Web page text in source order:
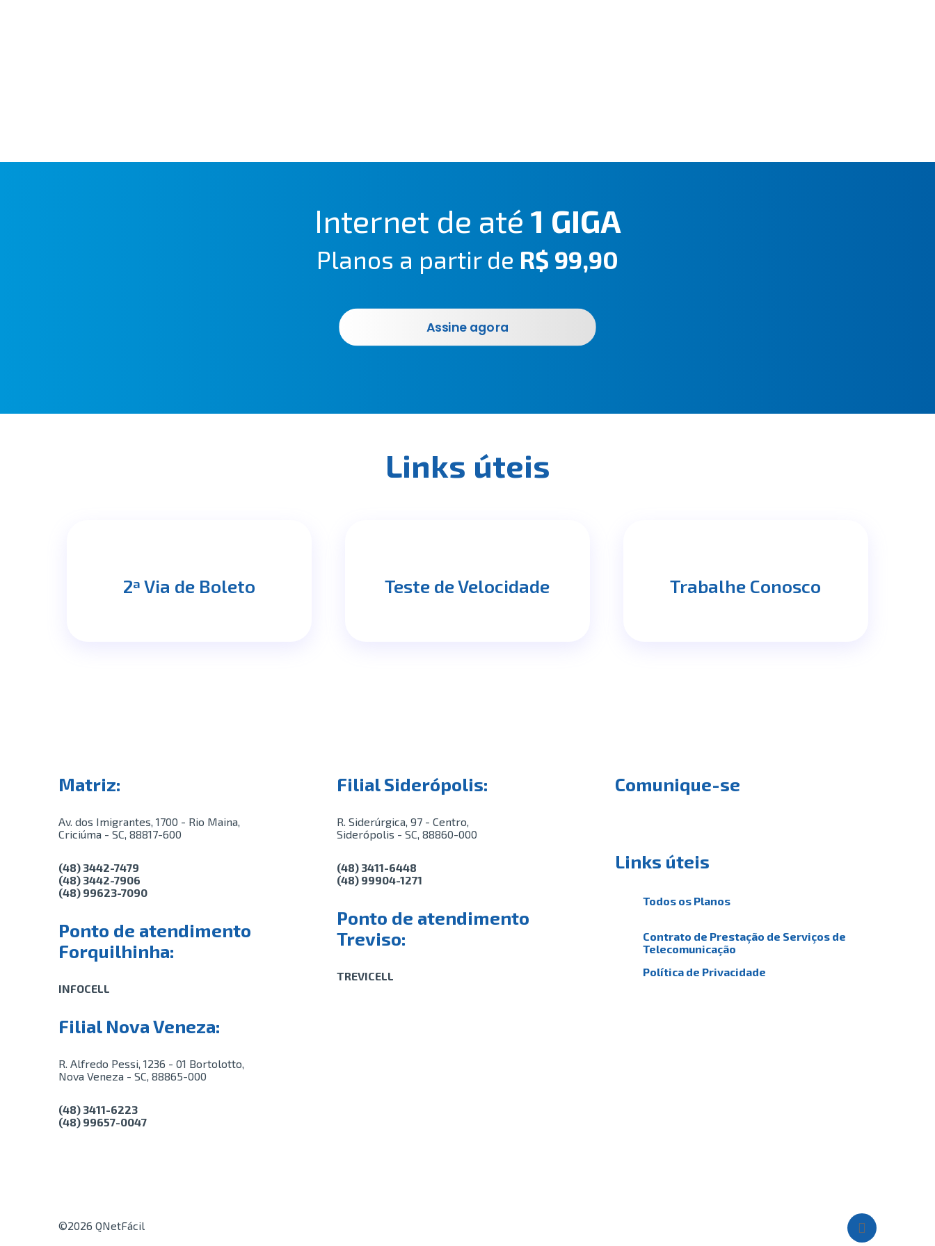
Internet de até 1 GIGA
Planos a partir de R$ 99,90
Assine agora
Links úteis
2ª Via de Boleto Teste de Velocidade Trabalhe Conosco
Matriz:
Av. dos Imigrantes, 1700 - Rio Maina,
Criciúma - SC, 88817-600
(48) 3442-7479
(48) 3442-7906
(48) 99623-7090
Ponto de atendimento
Forquilhinha:
INFOCELL
Filial Nova Veneza:
R. Alfredo Pessi, 1236 - 01 Bortolotto,
Nova Veneza - SC, 88865-000
(48) 3411-6223
(48) 99657-0047
Filial Siderópolis:
R. Siderúrgica, 97 - Centro,
Siderópolis - SC, 88860-000
(48) 3411-6448
(48) 99904-1271
Ponto de atendimento
Treviso:
TREVICELL
Comunique-se
Links úteis
Todos os Planos
Contrato de Prestação de Serviços de
Telecomunicação
Política de Privacidade
©2026 QNetFácil